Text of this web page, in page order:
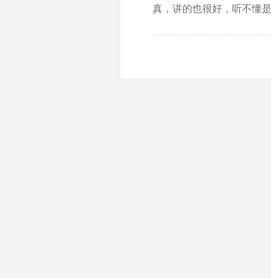
真，讲的也很好，听不懂